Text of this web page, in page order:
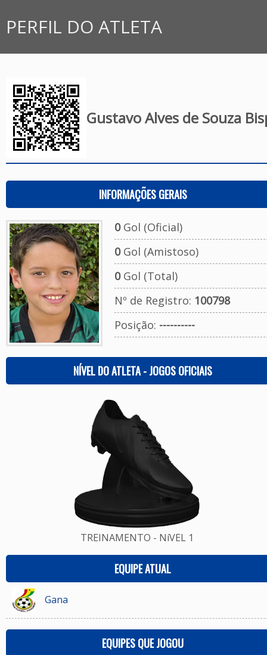
PERFIL DO ATLETA
Gustavo Alves de Souza
INFORMAÇÕES GERAIS
0Gol (Oficial)
0Gol (Amistoso)
0Gol (Total)
Nº de Registro: 100798
Posição: ----------
NÍVEL DO ATLETA - JOGOS OFICIAIS
TREINAMENTO - NíVEL 1
EQUIPE ATUAL
Gana
EQUIPES QUE JOGOU